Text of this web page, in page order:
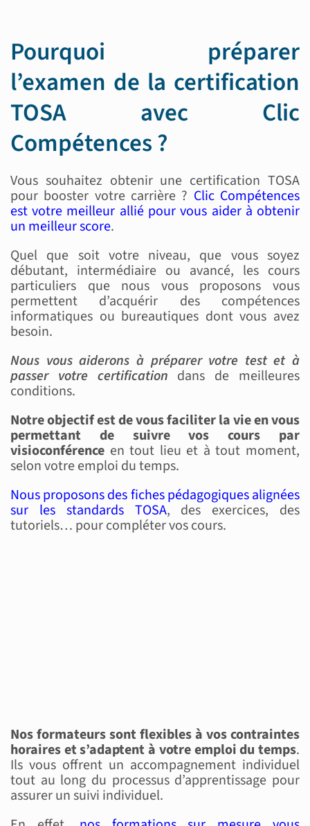
Pourquoi préparer
l’examen de la certification
TOSA avec Clic
Compétences ?
Vous souhaitez obtenir une certification TOSA
pour booster votre carrière ? Clic Compétences
est votre meilleur allié pour vous aider à obtenir
un meilleur score.
Quel que soit votre niveau, que vous soyez
débutant, intermédiaire ou avancé, les cours
particuliers que nous vous proposons vous
permettent d’acquérir des compétences
informatiques ou bureautiques dont vous avez
besoin.
Nous vous aiderons à préparer votre test et à
passer votre certification dans de meilleures
conditions.
Notre objectif est de vous faciliter la vie en vous
permettant de suivre vos cours par
visioconférenceen tout lieu et à tout moment,
selon votre emploi du temps.
Nous proposons des fiches pédagogiques alignées
sur les standards TOSA, des exercices, des
tutoriels… pour compléter vos cours.
Nos formateurs sont flexibles à vos contraintes
horaires et s’adaptent à votre emploi du temps.
Ils vous offrent un accompagnement individuel
tout au long du processus d’apprentissage pour
assurer un suivi individuel.